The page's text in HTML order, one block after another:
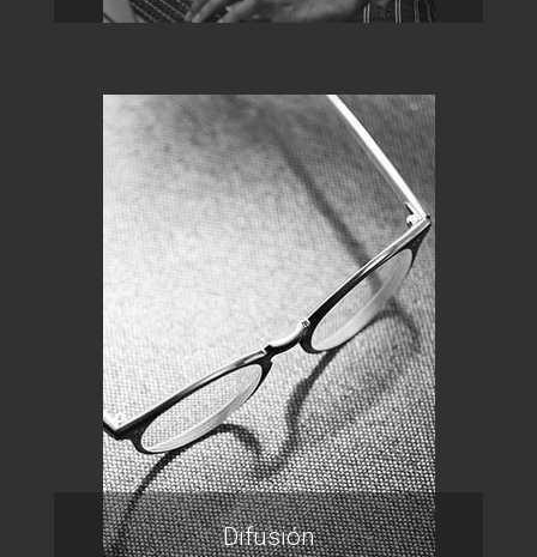
Difusión